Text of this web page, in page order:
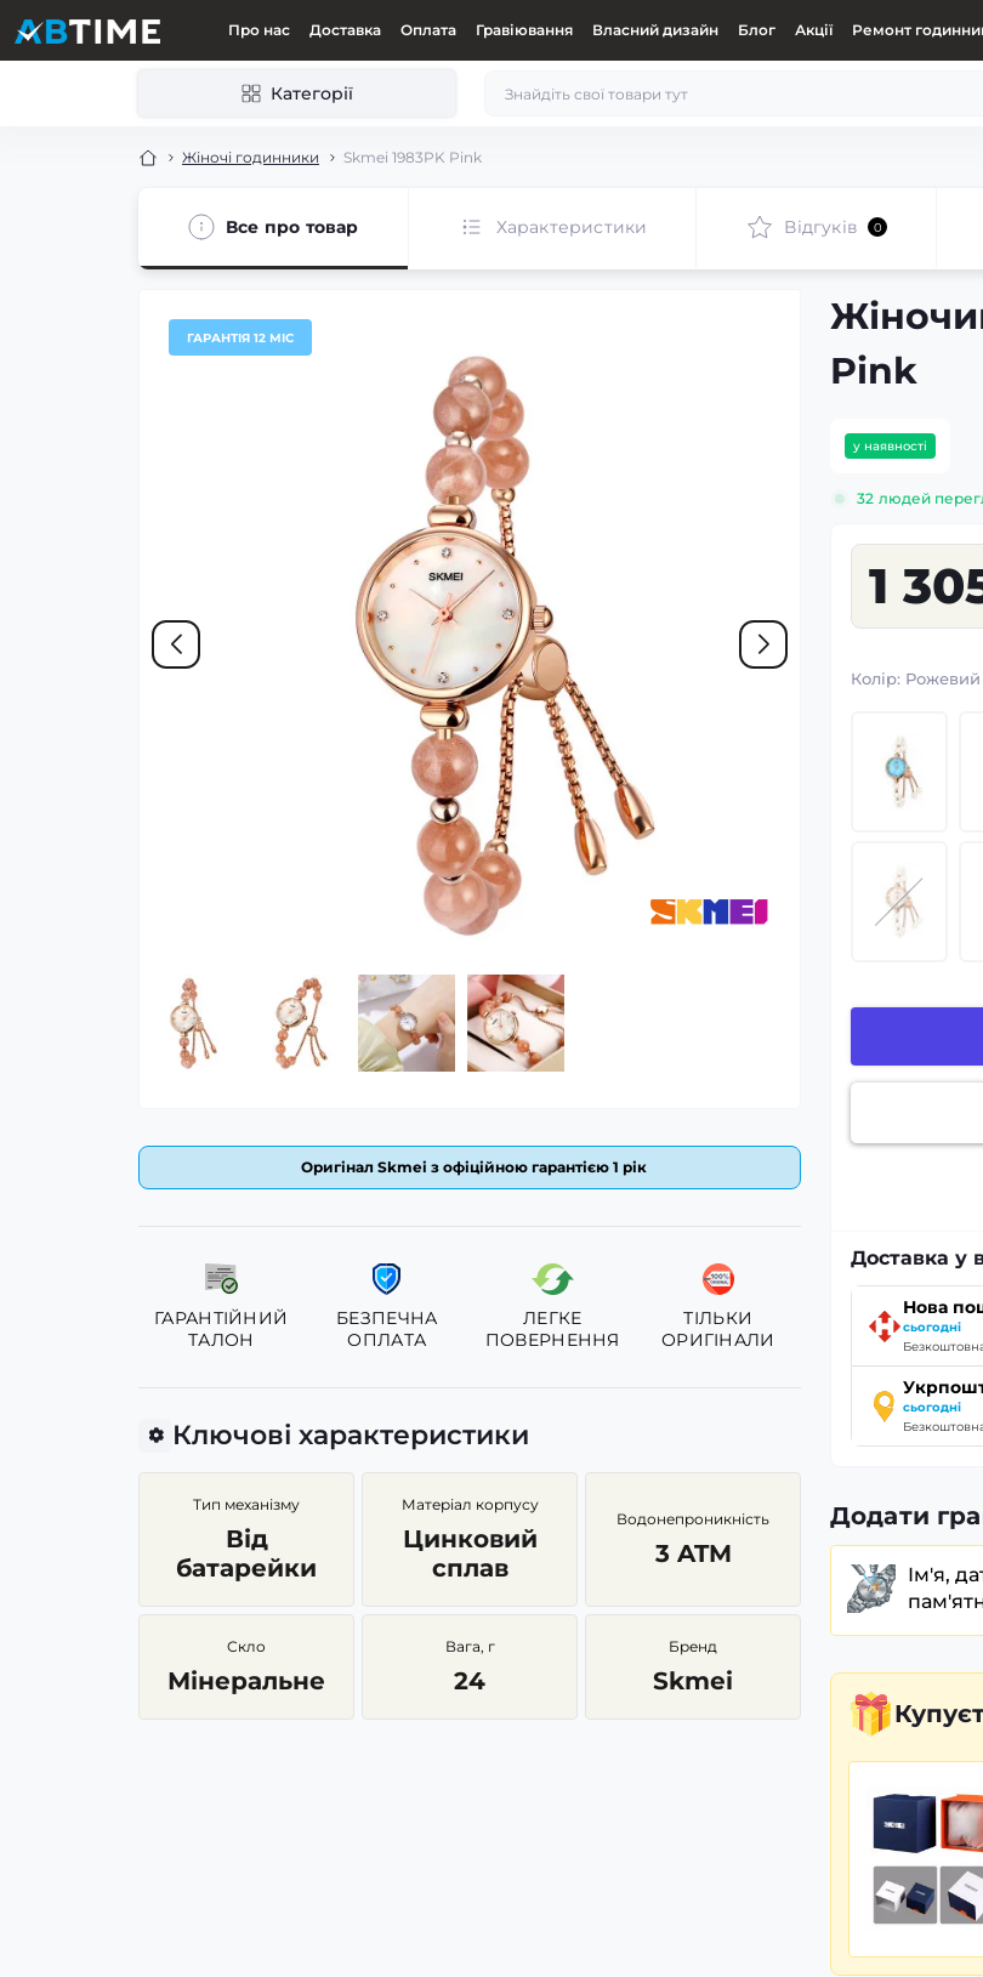
Про нас Доставка Оплата Гравіювання Власний дизайн Блог Акції Ремонт
Категорії
Жіночі годинники Skmei 1983PK Pink
Все про товар Характеристики Відгуків 0
ГАРАНТІЯ 12 МІС
Оригінал Skmei з офіційною гарантією 1 рік
ГАРАНТІЙНИЙ
ТАЛОН
БЕЗПЕЧНА
ОПЛАТА
ЛЕГКЕ
ПОВЕРНЕННЯ
ТІЛЬКИ
ОРИГІНАЛИ
Ключові характеристики
Тип механізму
Від
батарейки
Матеріал корпусу
Цинковий
сплав
Водонепроникність
3 ATM
Скло
Мінеральне
Вага, г
24
Бренд
Skmei
Pink
у наявності
32 людей
1
Колір: Рожевий
Доставка у
Нова
сьогодні
сьогодні
Додати
Ім'я,